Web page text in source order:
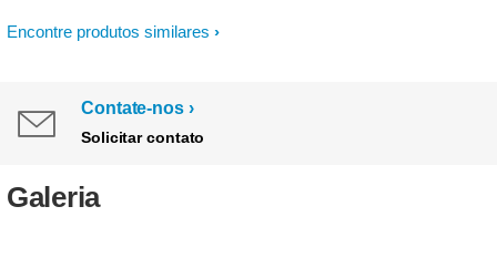
Encontre produtos similares
Contate-nos
Solicitar contato
Galeria